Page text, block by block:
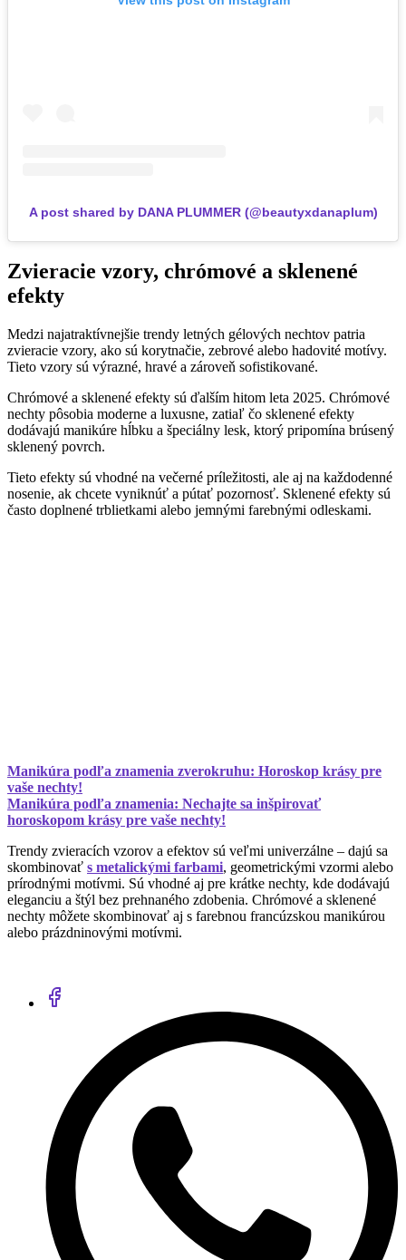
A post shared by DANA PLUMMER (@beautyxdanaplum)
Zvieracie vzory, chrómové a sklenené
efekty
Medzi najatraktívnejšie trendy letných gélových nechtov patria
zvieracie vzory, ako sú korytnačie, zebrové alebo hadovité motívy.
Tieto vzory sú výrazné, hravé a zároveň sofistikované.
Chrómové a sklenené efekty sú ďalším hitom leta 2025. Chrómové
nechty pôsobia moderne a luxusne, zatiaľ čo sklenené efekty
dodávajú manikúre hĺbku a špeciálny lesk, ktorý pripomína brúsený
sklenený povrch.
Tieto efekty sú vhodné na večerné príležitosti, ale aj na každodenné
nosenie, ak chcete vyniknúť a pútať pozornosť. Sklenené efekty sú
často doplnené trblietkami alebo jemnými farebnými odleskami.
Manikúra podľa znamenia zverokruhu: Horoskop krásy pre
vaše nechty!
Manikúra podľa znamenia: Nechajte sa inšpirovať
horoskopom krásy pre vaše nechty!
Trendy zvieracích vzorov a efektov sú veľmi univerzálne – dajú sa
skombinovať s metalickými farbami, geometrickými vzormi alebo
prírodnými motívmi. Sú vhodné aj pre krátke nechty, kde dodávajú
eleganciu a štýl bez prehnaného zdobenia. Chrómové a sklenené
nechty môžete skombinovať aj s farebnou francúzskou manikúrou
alebo prázdninovými motívmi.